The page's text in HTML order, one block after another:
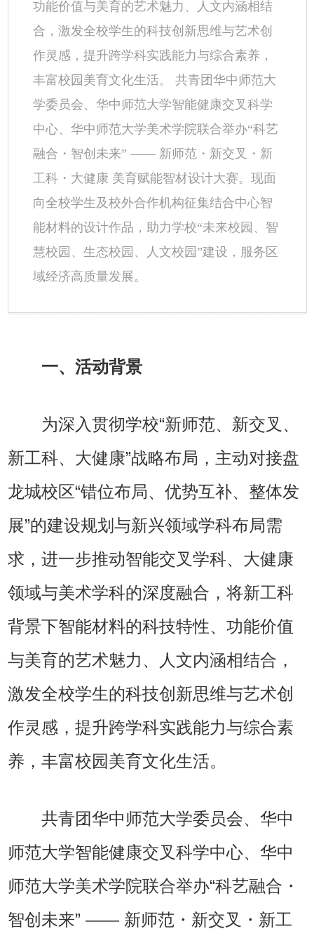
功能价值与美育的艺术魅力、人文内涵相结
合，激发全校学生的科技创新思维与艺术创
作灵感，提升跨学科实践能力与综合素养，
丰富校园美育文化生活。 共青团华中师范大
学委员会、华中师范大学智能健康交叉科学
中心、华中师范大学美术学院联合举办“科艺
融合・智创未来” —— 新师范・新交叉・新
工科・大健康 美育赋能智材设计大赛。现面
向全校学生及校外合作机构征集结合中心智
能材料的设计作品，助力学校“未来校园、智
慧校园、生态校园、人文校园”建设，服务区
域经济高质量发展。
一、活动背景
为深入贯彻学校“新师范、新交叉、
新工科、大健康”战略布局，主动对接盘
龙城校区“错位布局、优势互补、整体发
展”的建设规划与新兴领域学科布局需
求，进一步推动智能交叉学科、大健康
领域与美术学科的深度融合，将新工科
背景下智能材料的科技特性、功能价值
与美育的艺术魅力、人文内涵相结合，
激发全校学生的科技创新思维与艺术创
作灵感，提升跨学科实践能力与综合素
养，丰富校园美育文化生活。
共青团华中师范大学委员会、华中
师范大学智能健康交叉科学中心、华中
师范大学美术学院联合举办“科艺融合・
智创未来” —— 新师范・新交叉・新工